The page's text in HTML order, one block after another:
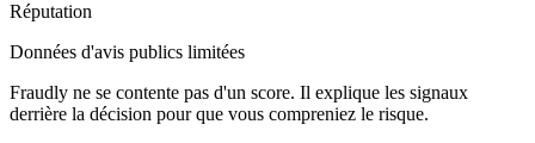
Réputation
Données d'avis publics limitées
Fraudly ne se contente pas d'un score. Il explique les signaux
derrière la décision pour que vous compreniez le risque.